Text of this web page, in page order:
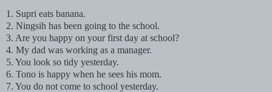
1. Supri eats banana.
2. Ningsih has been going to the school.
3. Are you happy on your first day at school?
4. My dad was working as a manager.
5. You look so tidy yesterday.
6. Tono is happy when he sees his mom.
7. You do not come to school yesterday.